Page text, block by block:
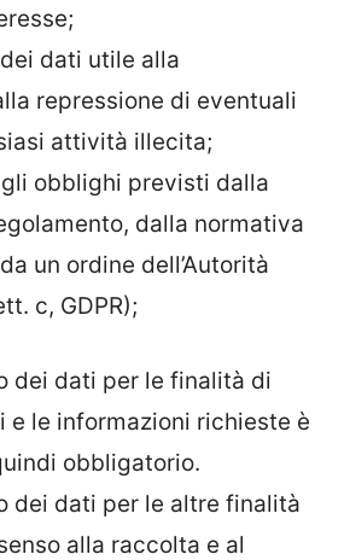
dati utile alla
repressione di eventuali
attività illecita;
obblighi previsti dalla
dalla normativa
un ordine dell’Autorità
c, GDPR);
dei dati per le finalità di
e le informazioni richieste è
obbligatorio.
dei dati per le altre finalità
alla raccolta e al